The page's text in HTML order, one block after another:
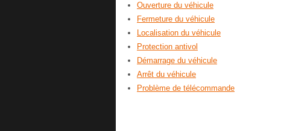
Ouverture du véhicule
Fermeture du véhicule
Localisation du véhicule
Protection antivol
Démarrage du véhicule
Arrêt du véhicule
Problème de télécommande